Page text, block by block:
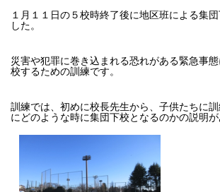
１月１１日の５校時終了後に地区班による集
した。
災害や犯罪に巻き込まれる恐れがある緊急事
校するための訓練です。
訓練では、初めに校長先生から、子供たちに
にどのような時に集団下校となるのかの説明が